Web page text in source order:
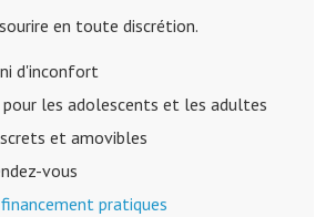
en toute discrétion.
d'inconfort
les adolescents et les adultes
et amovibles
vous
pratiques